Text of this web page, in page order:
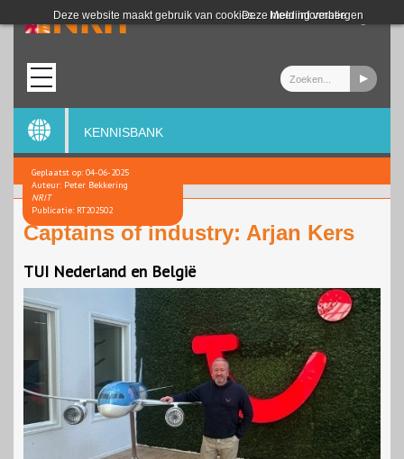
Deze website maakt gebruik van cookies. Meer informatie
Deze melding verbergen
Login
KENNISBANK
Geplaatst op: 04-06-2025
Auteur: Peter Bekkering
NRIT
Publicatie: RT202502
Captains of industry: Arjan Kers
TUI Nederland en België